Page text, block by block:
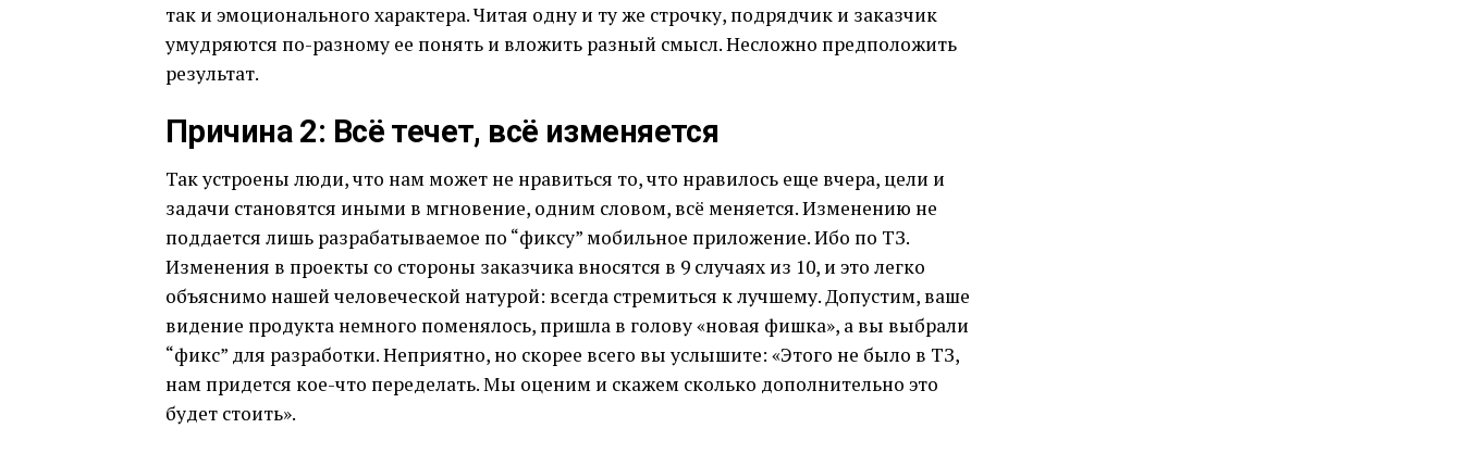
так и эмоционального характера. Читая одну и ту же строчку, подрядчик и заказчик
умудряются по-разному ее понять и вложить разный смысл. Несложно предположить
результат.
Причина 2: Всё течет, всё изменяется
Так устроены люди, что нам может не нравиться то, что нравилось еще вчера, цели и
задачи становятся иными в мгновение, одним словом, всё меняется. Изменению не
поддается лишь разрабатываемое по “фиксу” мобильное приложение. Ибо по ТЗ.
Изменения в проекты со стороны заказчика вносятся в 9 случаях из 10, и это легко
объяснимо нашей человеческой натурой: всегда стремиться к лучшему. Допустим, ваше
видение продукта немного поменялось, пришла в голову «новая фишка», а вы выбрали
“фикс” для разработки. Неприятно, но скорее всего вы услышите: «Этого не было в ТЗ,
нам придется кое-что переделать. Мы оценим и скажем сколько дополнительно это
будет стоить».